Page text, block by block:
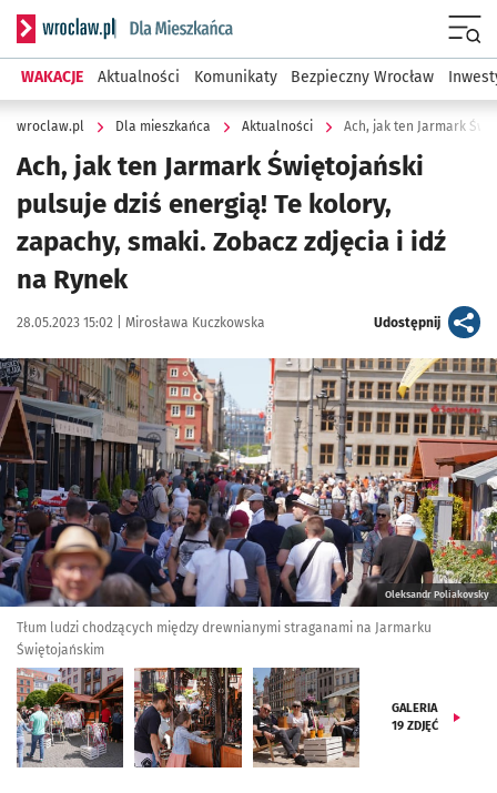
Serwis informacyjny wroclaw.pl podserwis: Dla mieszkańca
WAKACJE Aktualności Komunikaty Bezpieczny Wrocław
wroclaw.pl Dla mieszkańca Aktualności
Ach, jak ten Jarmark Świętojański
pulsuje dziś energią! Te kolory,
zapachy, smaki. Zobacz zdjęcia i idź
na Rynek
Data publikacji:
28.05.2023 15:02 | Autor:
Mirosława Kuczkowska Udostępnijartykuł
Kliknij, aby zobaczyć galerię
Oleksandr Poliakovsky
Tłum ludzi chodzących między drewnianymi straganami na Jarmarku
Świętojańskim
GALERIA
19 ZDJĘĆ